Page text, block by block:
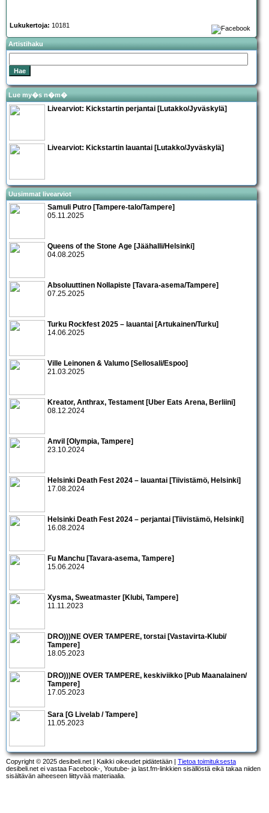
Lukukertoja: 10181
Artistihaku
Lue my�s n�m�
Livearviot: Kickstartin perjantai [Lutakko/Jyväskylä]
Livearviot: Kickstartin lauantai [Lutakko/Jyväskylä]
Uusimmat livearviot
Samuli Putro [Tampere-talo/Tampere]
05.11.2025
Queens of the Stone Age [Jäähalli/Helsinki]
04.08.2025
Absoluuttinen Nollapiste [Tavara-asema/Tampere]
07.25.2025
Turku Rockfest 2025 – lauantai [Artukainen/Turku]
14.06.2025
Ville Leinonen & Valumo [Sellosali/Espoo]
21.03.2025
Kreator, Anthrax, Testament [Uber Eats Arena, Berliini]
08.12.2024
Anvil [Olympia, Tampere]
23.10.2024
Helsinki Death Fest 2024 – lauantai [Tiivistämö, Helsinki]
17.08.2024
Helsinki Death Fest 2024 – perjantai [Tiivistämö, Helsinki]
16.08.2024
Fu Manchu [Tavara-asema, Tampere]
15.06.2024
Xysma, Sweatmaster [Klubi, Tampere]
11.11.2023
DRO)))NE OVER TAMPERE, torstai [Vastavirta-Klubi/
Tampere]
18.05.2023
DRO)))NE OVER TAMPERE, keskiviikko [Pub Maanalainen/
Tampere]
17.05.2023
Sara [G Livelab / Tampere]
11.05.2023
Copyright © 2025 desibeli.net | Kaikki oikeudet pidätetään | Tietoa toimituksesta
desibeli.net ei vastaa Facebook-, Youtube- ja last.fm-linkkien sisällöstä eikä takaa niiden
sisältävän aiheeseen liittyvää materiaalia.